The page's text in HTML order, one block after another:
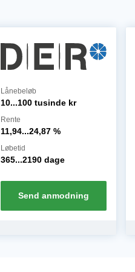
Lånebeløb
10...100 tusinde kr
Rente
11,94...24,87%
Løbetid
365...2190 dage
Send anmodning